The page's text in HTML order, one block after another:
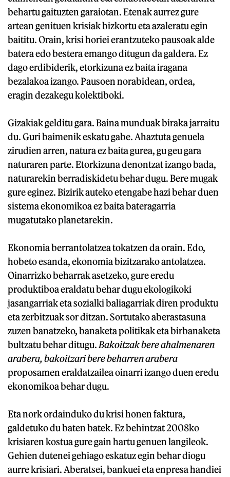
behartu gaituzten garaiotan. Etenak aurrez gure
artean genituen krisiak bizkortu eta azaleratu egin
baititu. Orain, krisi horiei erantzuteko pausoak alde
batera edo bestera emango ditugun da galdera. Ez
dago erdibiderik, etorkizuna ez baita iragana
bezalakoa izango. Pausoen norabidean, ordea,
eragin dezakegu kolektiboki.
Gizakiak gelditu gara. Baina munduak biraka jarraitu
du. Guri baimenik eskatu gabe. Ahaztuta genuela
zirudien arren, natura ez baita gurea, gu geu gara
naturaren parte. Etorkizuna denontzat izango bada,
naturarekin berradiskidetu behar dugu. Bere mugak
gure eginez. Bizirik auteko etengabe hazi behar duen
sistema ekonomikoa ez baita bateragarria
mugatutako planetarekin.
Ekonomia berrantolatzea tokatzen da orain. Edo,
hobeto esanda, ekonomia bizitzarako antolatzea.
Oinarrizko beharrak asetzeko, gure eredu
produktiboa eraldatu behar dugu ekologikoki
jasangarriak eta sozialki baliagarriak diren produktu
eta zerbitzuak sor ditzan. Sortutako aberastasuna
zuzen banatzeko, banaketa politikak eta birbanaketa
bultzatu behar ditugu. Bakoitzak bere ahalmenaren
arabera, bakoitzari bere beharren arabera
proposamen eraldatzailea oinarri izango duen eredu
ekonomikoa behar dugu.
Eta nork ordainduko du krisi honen faktura,
galdetuko du baten batek. Ez behintzat 2008ko
krisiaren kostua gure gain hartu genuen langileok.
Gehien dutenei gehiago eskatuz egin behar diogu
aurre krisiari. Aberatsei, bankuei eta enpresa handiei